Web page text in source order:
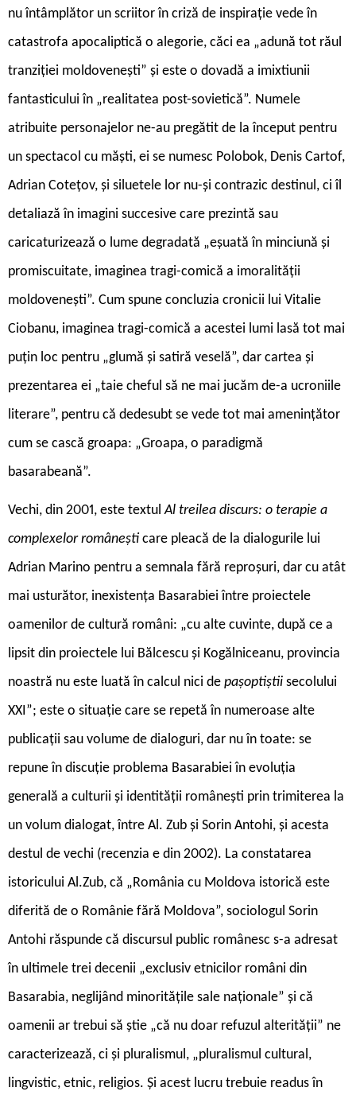
nu întâmplător un scriitor în criză de inspirație vede în
catastrofa apocaliptică o alegorie, căci ea „adună tot răul
tranziției moldovenești” și este o dovadă a imixtiunii
fantasticului în „realitatea post-sovietică”. Numele
atribuite personajelor ne-au pregătit de la început pentru
un spectacol cu măști, ei se numesc Polobok, Denis Cartof,
Adrian Cotețov, și siluetele lor nu-și contrazic destinul, ci îl
detaliază în imagini succesive care prezintă sau
caricaturizează o lume degradată „eșuată în minciună și
promiscuitate, imaginea tragi-comică a imoralității
moldovenești”. Cum spune concluzia cronicii lui Vitalie
Ciobanu, imaginea tragi-comică a acestei lumi lasă tot mai
puțin loc pentru „glumă și satiră veselă”, dar cartea și
prezentarea ei „taie cheful să ne mai jucăm de-a ucroniile
literare”, pentru că dedesubt se vede tot mai amenințător
cum se cască groapa: „Groapa, o paradigmă
basarabeană”.
Vechi, din 2001, este textulAl treilea discurs: o terapie a
complexelor românești care pleacă de la dialogurile lui
Adrian Marino pentru a semnala fără reproșuri, dar cu atât
mai usturător, inexistența Basarabiei între proiectele
oamenilor de cultură români: „cu alte cuvinte, după ce a
lipsit din proiec­tele lui Bălcescu și Kogălniceanu, provincia
noastră nu este luată în calcul nici de pașoptiștii secolului
XXI”; este o situație care se repetă în numeroase alte
publicații sau volume de dialoguri, dar nu în toate: se
repune în discuție problema Basarabiei în evoluția
generală a culturii și identității românești prin trimiterea la
un volum dialogat, între Al. Zub și Sorin Antohi, și acesta
destul de vechi (recenzia e din 2002). La constatarea
istoricului Al.Zub, că „România cu Moldova istorică este
diferită de o Românie fără Moldova”, sociologul Sorin
Antohi răspunde că discursul public românesc s-a adresat
în ultimele trei decenii „exclusiv etnicilor români din
Basarabia, neglijând minoritățile sale naționale” și că
oamenii ar trebui să știe „că nu doar refuzul alterității” ne
caracterizează, ci și pluralismul, „pluralismul cultural,
lingvistic, etnic, religios. Și acest lucru trebuie readus în